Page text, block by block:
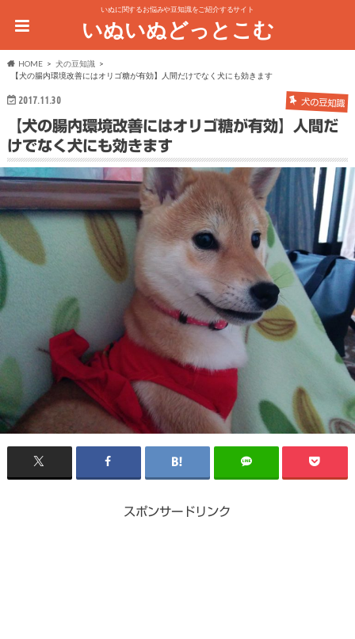
いぬに関するお悩みや豆知識をご紹介するサイト
いぬいぬどっとこむ
HOME
犬の豆知識
【犬の腸内環境改善にはオリゴ糖が有効】人間だけでなく犬にも効きます
2017.11.30 犬の豆知識
【犬の腸内環境改善にはオリゴ糖が有効】人間だ
けでなく犬にも効きます
スポンサードリンク